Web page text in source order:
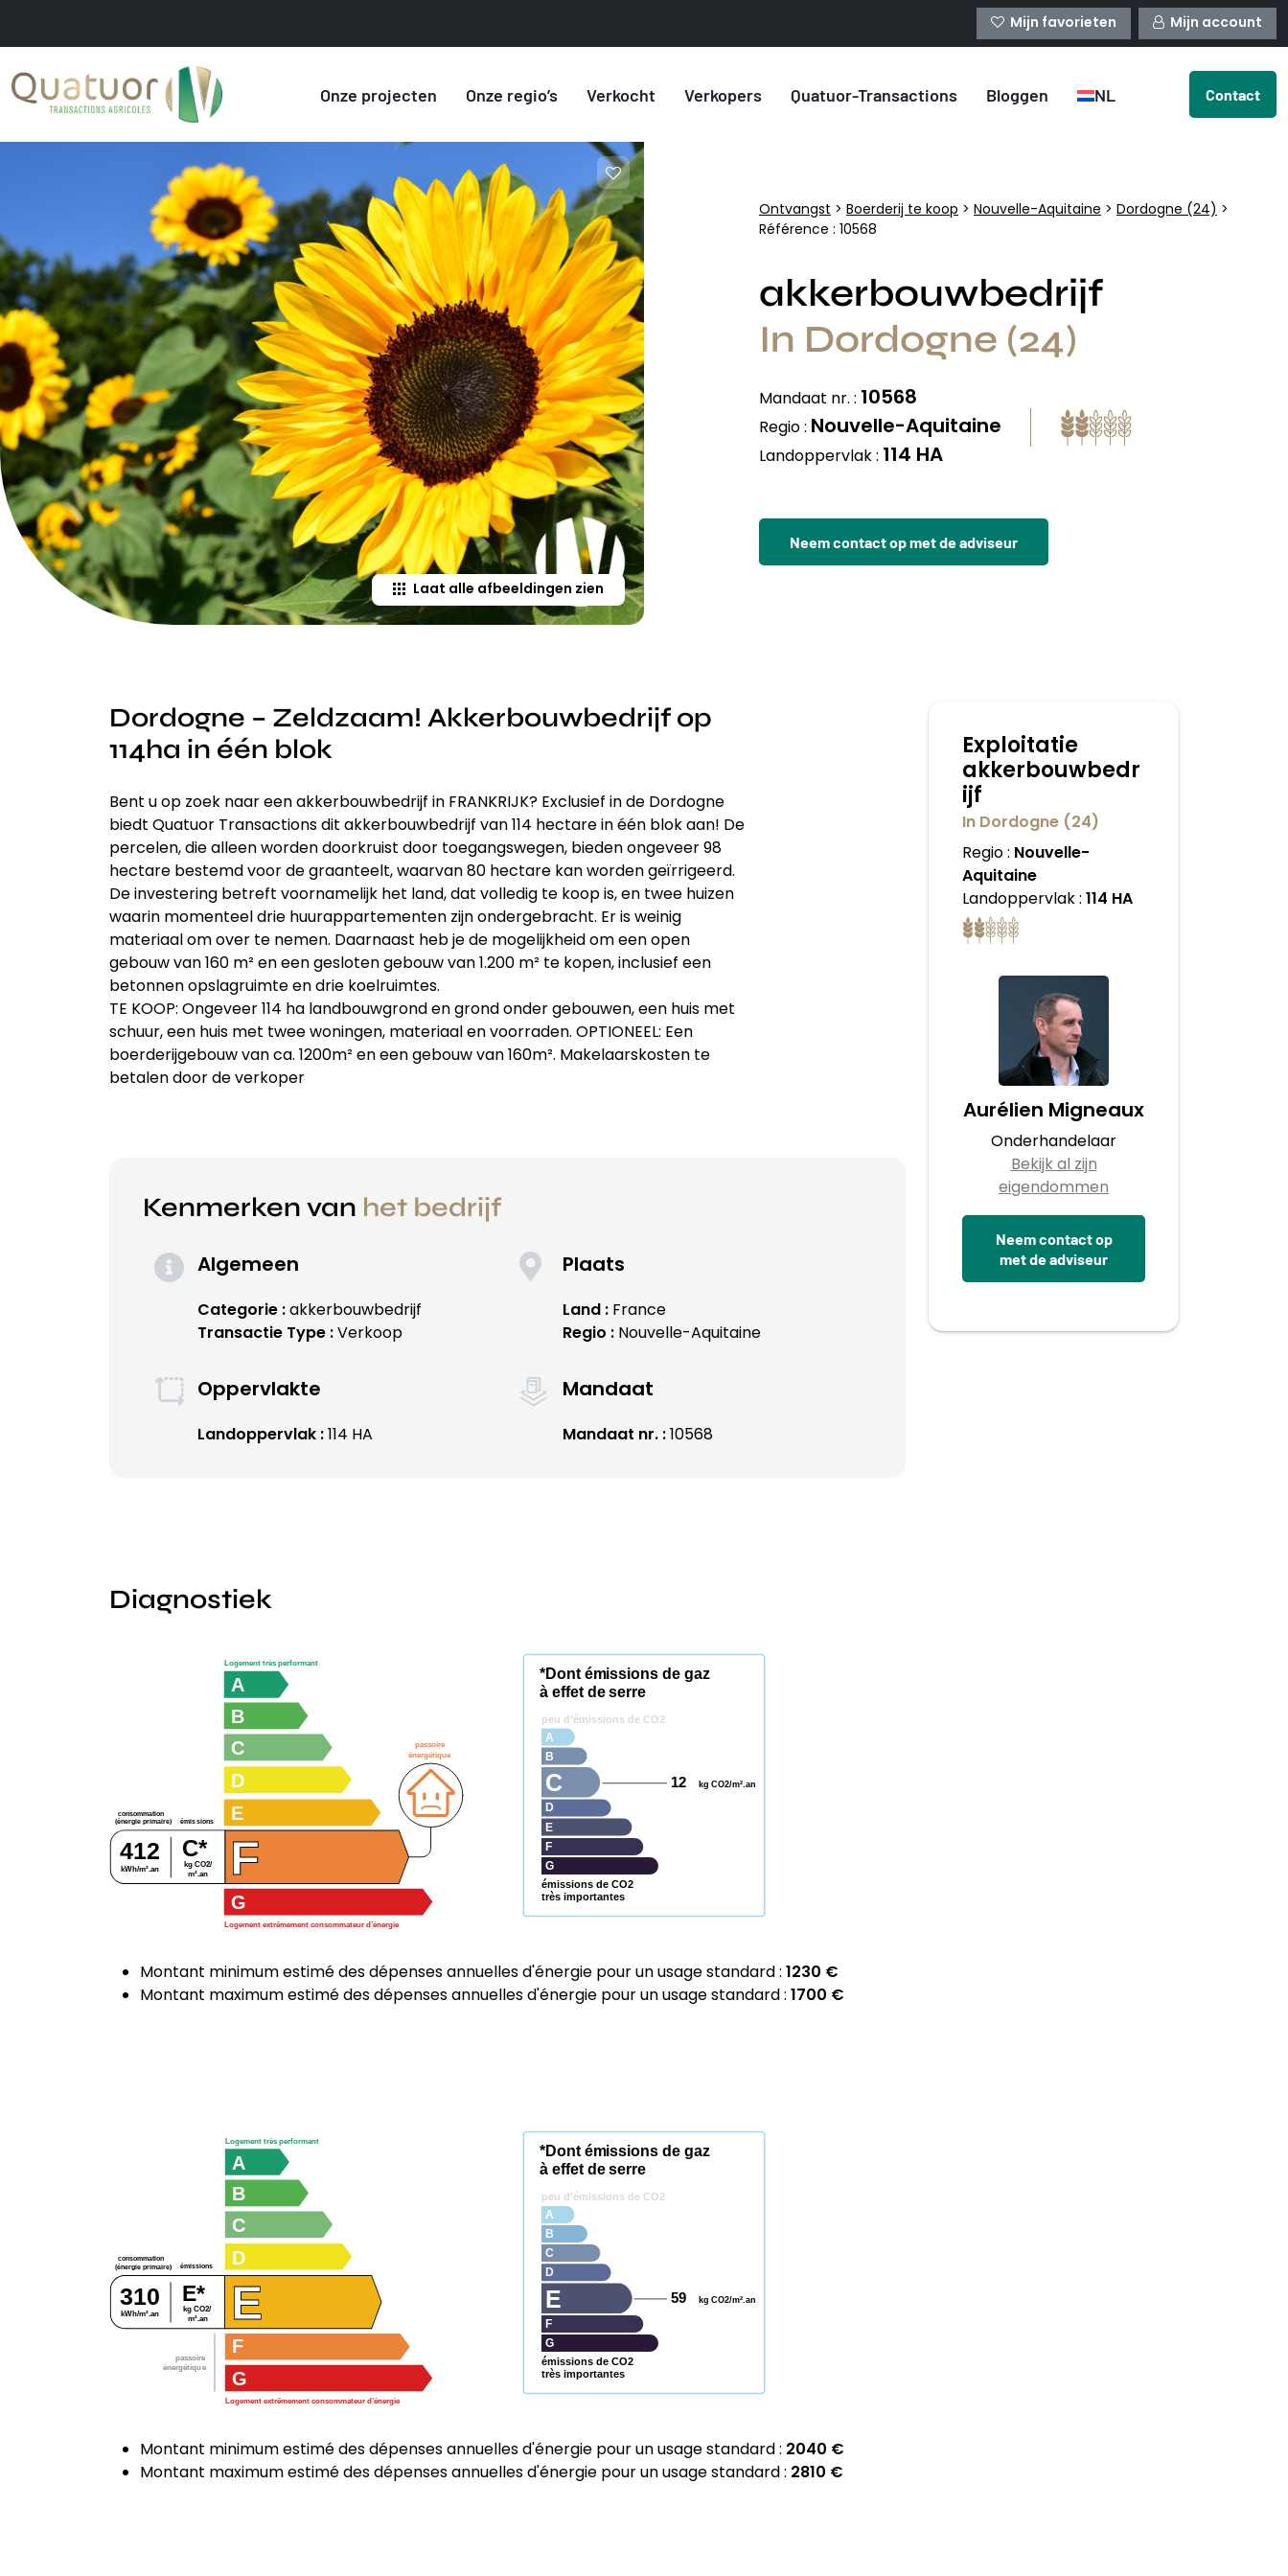
Mijn favorieten Mijn account
Onze projecten Onze regio’s Verkocht Verkopers Quatuor-Transactions Bloggen NL Contact
Laat alle afbeeldingen zien
Ontvangst > Boerderij te koop > Nouvelle-Aquitaine > Dordogne (24) >
Référence : 10568
akkerbouwbedrijf
In Dordogne (24)
Mandaat nr. : 10568
Regio : Nouvelle-Aquitaine
Landoppervlak : 114 HA
Neem contact op met de adviseur
Exploitatie
akkerbouwbedr
ijf
In Dordogne (24)
Regio : Nouvelle-
Aquitaine
Landoppervlak :114 HA
Aurélien Migneaux
Onderhandelaar
Bekijk al zijn
eigendommen
Neem contact op
met de adviseur
Dordogne – Zeldzaam! Akkerbouwbedrijf op
114ha in één blok
Bent u op zoek naar een akkerbouwbedrijf in FRANKRIJK? Exclusief in de Dordogne
biedt Quatuor Transactions dit akkerbouwbedrijf van 114 hectare in één blok aan! De
percelen, die alleen worden doorkruist door toegangswegen, bieden ongeveer 98
hectare bestemd voor de graanteelt, waarvan 80 hectare kan worden geïrrigeerd.
De investering betreft voornamelijk het land, dat volledig te koop is, en twee huizen
waarin momenteel drie huurappartementen zijn ondergebracht. Er is weinig
materiaal om over te nemen. Daarnaast heb je de mogelijkheid om een open
gebouw van 160 m² en een gesloten gebouw van 1.200 m² te kopen, inclusief een
betonnen opslagruimte en drie koelruimtes.
TE KOOP: Ongeveer 114 ha landbouwgrond en grond onder gebouwen, een huis met
schuur, een huis met twee woningen, materiaal en voorraden. OPTIONEEL: Een
boerderijgebouw van ca. 1200m² en een gebouw van 160m². Makelaarskosten te
betalen door de verkoper
Kenmerken van het bedrijf
Algemeen
Categorie :akkerbouwbedrijf
Transactie Type :Verkoop
Oppervlakte
Landoppervlak :114 HA
Plaats
Land :France
Regio :Nouvelle-Aquitaine
Mandaat
Mandaat nr. :10568
Diagnostiek
consommation
(énergie primaire) émissions
kg CO2/
m².an
kWh/m².an
412 C*
G
Logement extrêmement consommateur d’énergie
passoire
énergétique
F
E
D
C
B
A
Logement très performant
émissions de CO2
très importantes
*Dont émissions de gaz
à effet de serre
peu d’émissions de CO2
G
F
E
D
C 12 kg CO2/m².an
B
A
Montant minimum estimé des dépenses annuelles d'énergie pour un usage standard :1230 €
Montant maximum estimé des dépenses annuelles d'énergie pour un usage standard :1700 €
passoire
énergétique
consommation
(énergie primaire)
émissions
kg CO2/
m².an
kWh/m².an
310 E*
G
Logement extrêmement consommateur d’énergie
F
E
D
C
B
A
Logement très performant
émissions de CO2
très importantes
*Dont émissions de gaz
à effet de serre
peu d’émissions de CO2
G
F
E 59 kg CO2/m².an
D
C
B
A
Montant minimum estimé des dépenses annuelles d'énergie pour un usage standard : 2040 €
Montant maximum estimé des dépenses annuelles d'énergie pour un usage standard : 2810 €